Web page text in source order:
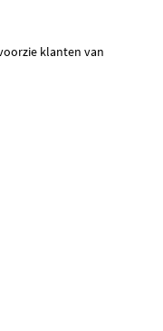
klanten van